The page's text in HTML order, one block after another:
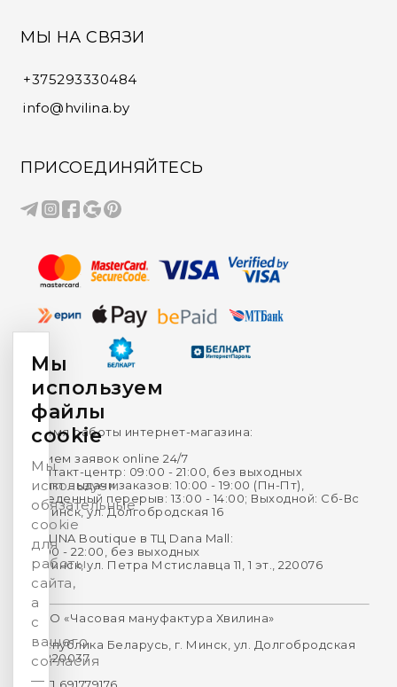
МЫ НА СВЯЗИ
+375293330484
info@hvilina.by
ПРИСОЕДИНЯЙТЕСЬ
Время работы интернет-магазина:
Прием заявок online 24/7
Контакт-центр: 09:00 - 21:00, без выходных
Пункт выдачи заказов: 10:00 - 19:00 (Пн-Пт),
Обеденный перерыв: 13:00 - 14:00; Выходной: Сб-Вс
г. Минск, ул. Долгобродская 16
HVILINA Boutique в ТЦ Dana Mall:
10:00 - 22:00, без выходных
г. Минск, ул. Петра Мстиславца 11, 1 эт., 220076
ООО «Часовая мануфактура Хвилина»
Республика Беларусь, г. Минск, ул. Долгобродская
16, 220037
УНП 691779176
Мы
используем
файлы
cookie
Мы
используем
обязательные
cookie
для
работы
сайта,
а
с
вашего
согласия
—